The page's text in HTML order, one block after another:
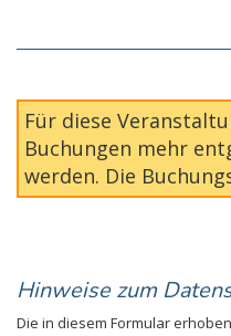
Für diese
Buchungen mehr
werden. Die
Hinweise zum
Die in diesem Formular